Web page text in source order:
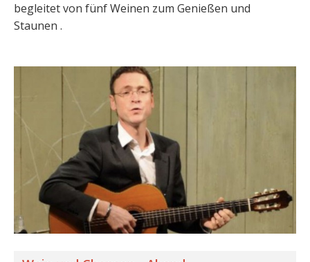
begleitet von fünf Weinen zum Genießen und
Staunen .